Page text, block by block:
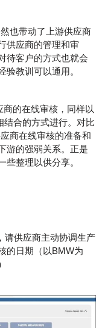
也带动了上游供应商
供应商的管理和审
待客户的方式也就会
验教训可以通用。
的在线审核，同样以
结合的方式进行。对比
商在线审核的准备和
游的强弱关系。正是
些整理以供分享。
请供应商主动协调生产
的日期（以BMW为